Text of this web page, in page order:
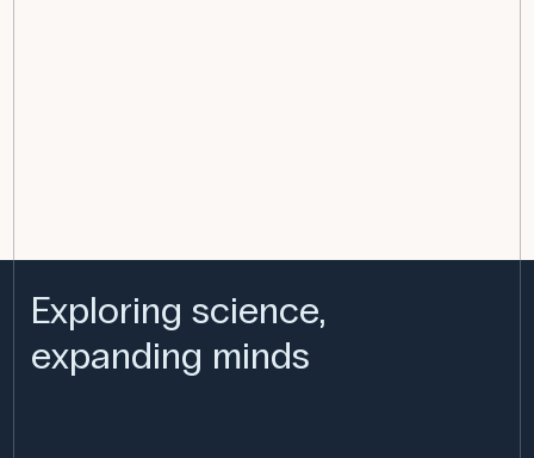
Exploring science,
expanding minds